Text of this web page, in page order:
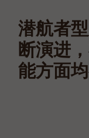
潜航者
断演进
能方面均